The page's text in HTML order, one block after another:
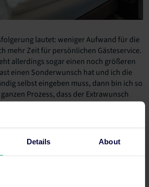
Details About
lautet: weniger Aufwand für die
mehr Zeit für persönlichen Gästeservice.
allerdings sogar einen noch größeren
einen Sonderwunsch hat und ich die
selbst eingeben muss, dann bin ich so
Prozess, dass der Extrawunsch
können wir einfach
sehen: Passt alles, aber der Gast